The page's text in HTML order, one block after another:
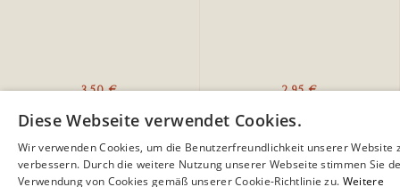
3,50 €
BOHNEN PINTA
2,95 €
LINSEN PARDINA
Diese Webseite verwendet Cookies.
Wir verwenden Cookies, um die Benutzerfreundlichkeit unserer Website
verbessern. Durch die weitere Nutzung unserer Webseite stimmen Sie
Verwendung von Cookies gemäß unserer Cookie-Richtlinie zu. Weitere